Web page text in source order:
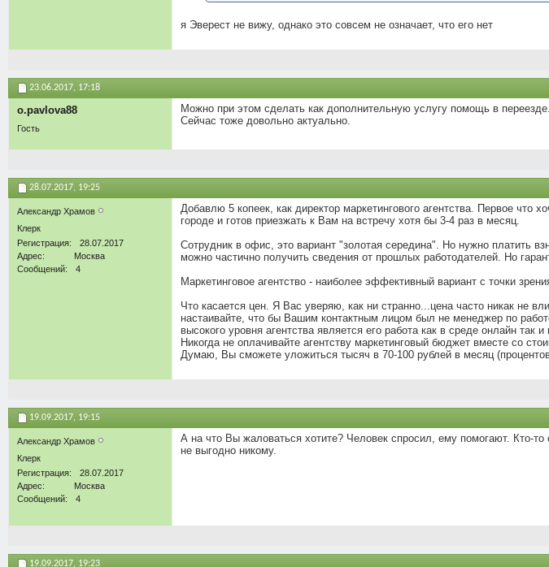
я Эверест не вижу, однако это совсем не означает, что его нет
23.06.2017, 17:18
o.pavlova88
Гость
Можно при этом сделать как дополнительную услугу помощь в переезде.
Сейчас тоже довольно актуально.
28.07.2017, 19:25
Александр Храмов
Клерк
Регистрация
28.07.2017
Адрес
Москва
Сообщений
4
Добавлю 5 копеек, как директор маркетингового агентства. Первое
городе и готов приезжать к Вам на встречу хотя бы 3-4 раз в месяц.
Cотрудник в офис, это вариант "золотая середина". Но нужно платить
можно частично получить сведения от прошлых работодателей. Но
Маркетинговое агентство - наиболее эффективный вариант с точки
Что касается цен. Я Вас уверяю, как ни странно...цена часто никак не
настаивайте, что бы Вашим контактным лицом был не менеджер по
высокого уровня агентства является его работа как в среде онлайн
Никогда не оплачивайте агентству маркетинговый бюджет вместе со
Думаю, Вы сможете уложиться тысяч в 70-100 рублей в месяц
19.09.2017, 19:15
Александр Храмов
Клерк
Регистрация
28.07.2017
Адрес
Москва
Сообщений
4
А на что Вы жаловаться хотите? Человек спросил, ему помогают. Кто-
не выгодно никому.
19.09.2017, 19:23